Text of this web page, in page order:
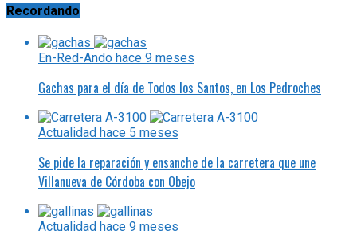
Recordando
En-Red-Ando hace 9 meses
Gachas para el día de Todos los Santos, en Los Pedroches
Actualidad hace 5 meses
Se pide la reparación y ensanche de la carretera que une
Villanueva de Córdoba con Obejo
Actualidad hace 9 meses